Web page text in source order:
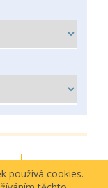
používá cookies.